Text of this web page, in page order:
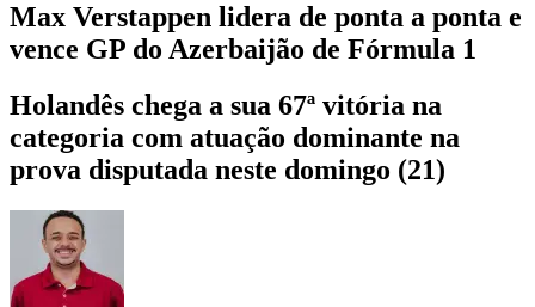
Max Verstappen lidera de ponta a ponta e
vence GP do Azerbaijão de Fórmula 1
Holandês chega a sua 67ª vitória na
categoria com atuação dominante na
prova disputada neste domingo (21)